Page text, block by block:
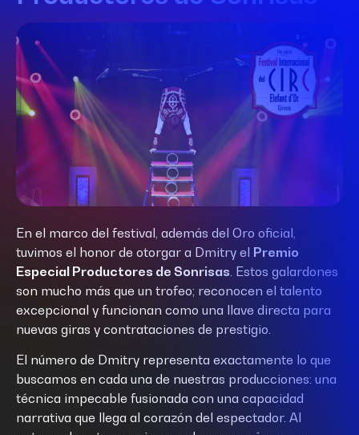
En el marco del festival, además del Oro oficial,
tuvimos el honor de otorgar a Dmitry el Premio
Especial Productores de Sonrisas Estos galardones
son mucho más que un trofeo; reconocen el talento
excepcional y funcionan como una llave directa para
nuevas giras y contrataciones de prestigio
El número de Dmitry representa exactamente lo que
buscamos en cada una de nuestras producciones: una
técnica impecable fusionada con una capacidad
narrativa que llega al corazón del espectador. Al